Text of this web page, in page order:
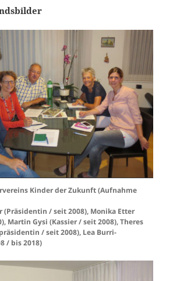
Kinder der Zukunft (Aufnahme
(Präsidentin / seit 2008), Monika Etter
Martin Gysi (Kassier / seit 2008), Theres
/ seit 2008), Lea Burri-
/ bis 2018)